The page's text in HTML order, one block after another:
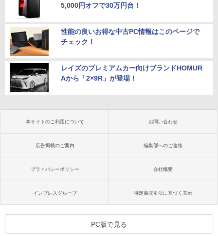
5,000円オフで30万円台！
性能の良いお得な中古PC情報はこのページで
チェック！
レイズのプレミアムカー向けブランドHOMUR
Aから「2×9R」が登場！
本サイトのご利用について お問い合わせ
広告掲載のご案内 編集部へのご連絡
プライバシーポリシー 会社概要
インプレスグループ 特定商取引法に基づく表示
PC版で見る